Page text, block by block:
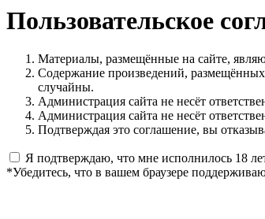
Пользовательское
Материалы, размещённые на сайте,
Содержание произведений,
случайны.
Администрация сайта не несёт
Администрация сайта не несёт
Подтверждая это соглашение, вы
Я подтверждаю, что мне исполнилось 18
*Убедитесь, что в вашем браузере